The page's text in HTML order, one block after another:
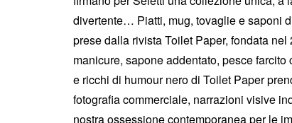
divertente… Piatti, mug, tovaglie e saponi
prese dalla rivista Toilet Paper, fondata
manicure, sapone addentato, pesce
e ricchi di humour nero di Toilet Paper
fotografia commerciale, narrazioni visive
nostra ossessione contemporanea per le